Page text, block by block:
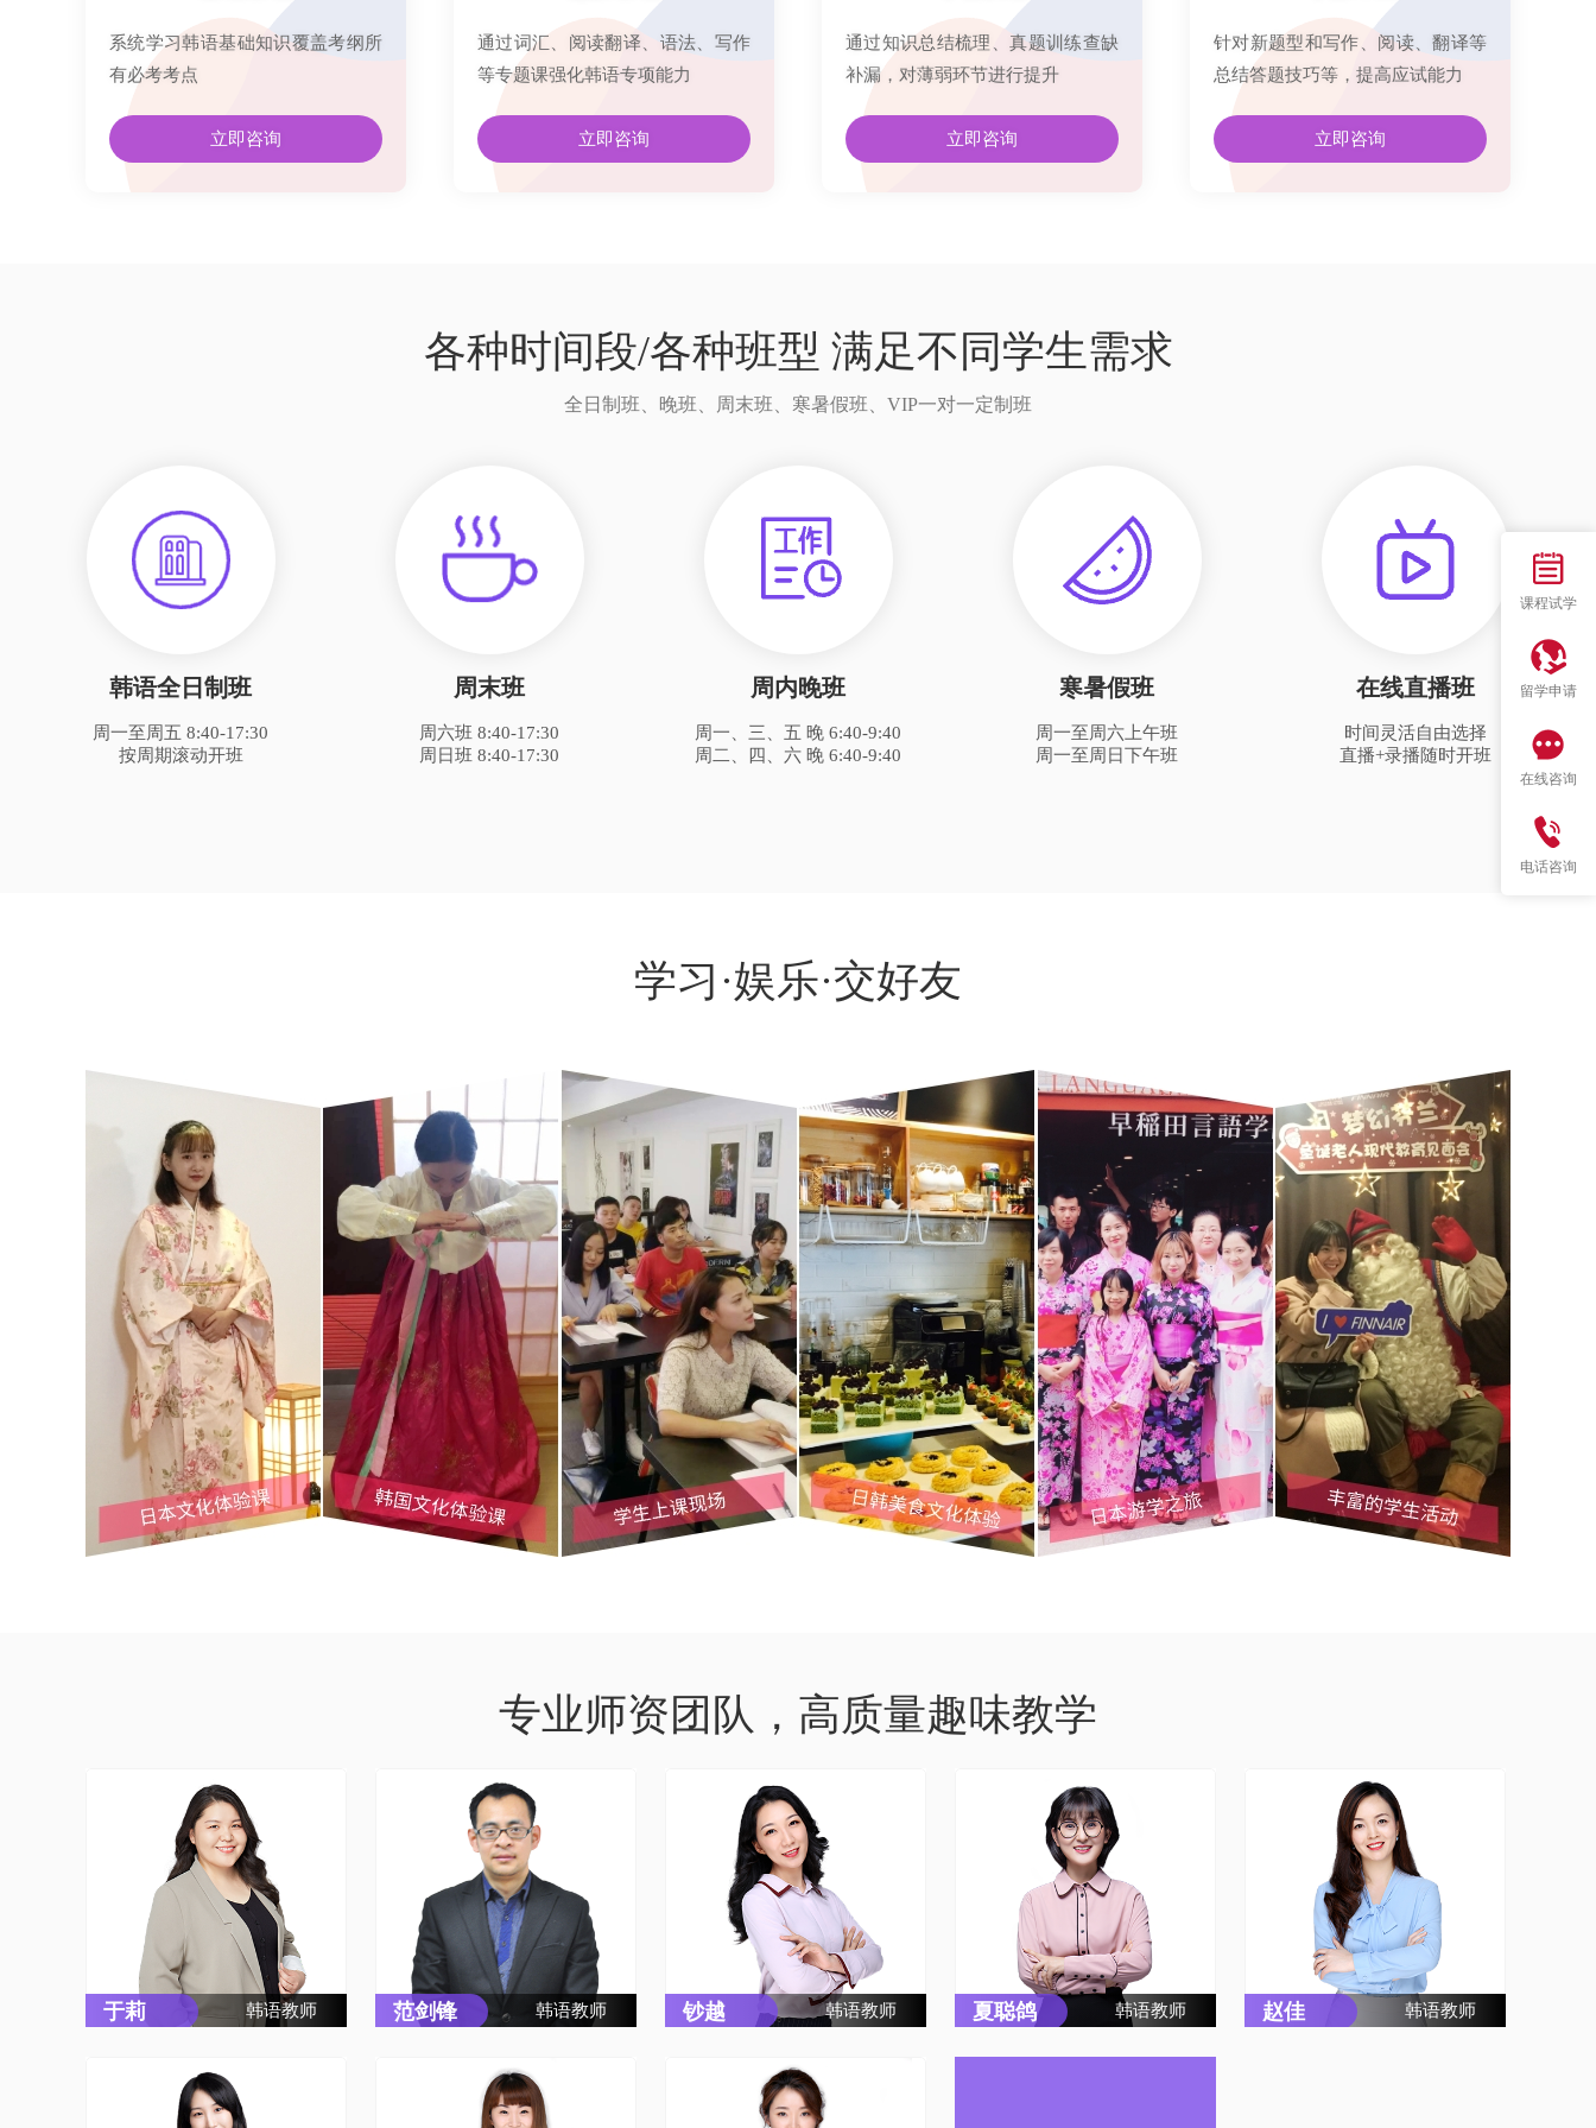
系统学习韩语基础知识覆盖考纲所
有必考考点
立即咨询
通过词汇、阅读翻译、语法、写作
等专题课强化韩语专项能力
立即咨询
通过知识总结梳理、真题训练查缺
补漏，对薄弱环节进行提升
立即咨询
针对新题型和写作、阅读、翻译等
总结答题技巧等，提高应试能力
立即咨询
各种时间段/各种班型 满足不同学生需求
全日制班、晚班、周末班、寒暑假班、VIP一对一定制班
韩语全日制班
周一至周五 8:40-17:30
按周期滚动开班
周末班
周六班 8:40-17:30
周日班 8:40-17:30
周内晚班
周一、三、五 晚 6:40-9:40
周二、四、六 晚 6:40-9:40
寒暑假班
周一至周六上午班
周一至周日下午班
在线直播班
时间灵活自由选择
直播+录播随时开班
学习·娱乐·交好友
专业师资团队，高质量趣味教学
于莉 韩语教师
花女子大学国语国文系，韩
国语专业统辞方向。在校期
间获得外国留学生奖学金。
范剑锋 韩语教师
学院，专攻韩国语专业。
2007年至2011先后在河南大
学韩国语教育中心、郑州大
钞越 韩语教师
学朝鲜语专业。大学期间在
韩国檀国大学留学，对韩国
的人文有一定的了解。留学
夏聪鸽 韩语教师 赵佳 韩语教师
课程试学
留学申请
在线咨询
电话咨询